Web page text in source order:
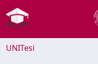
UNITesi